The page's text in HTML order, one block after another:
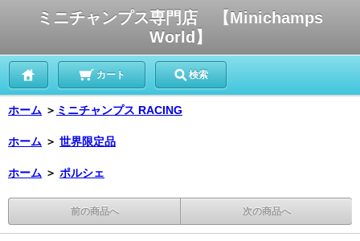
ミニチャンプス専門店 【Minichamps
World】
カート 検索
ホーム ＞ ミニチャンプス RACING
ホーム ＞ 世界限定品
ホーム ＞ ポルシェ
前の商品へ 次の商品へ